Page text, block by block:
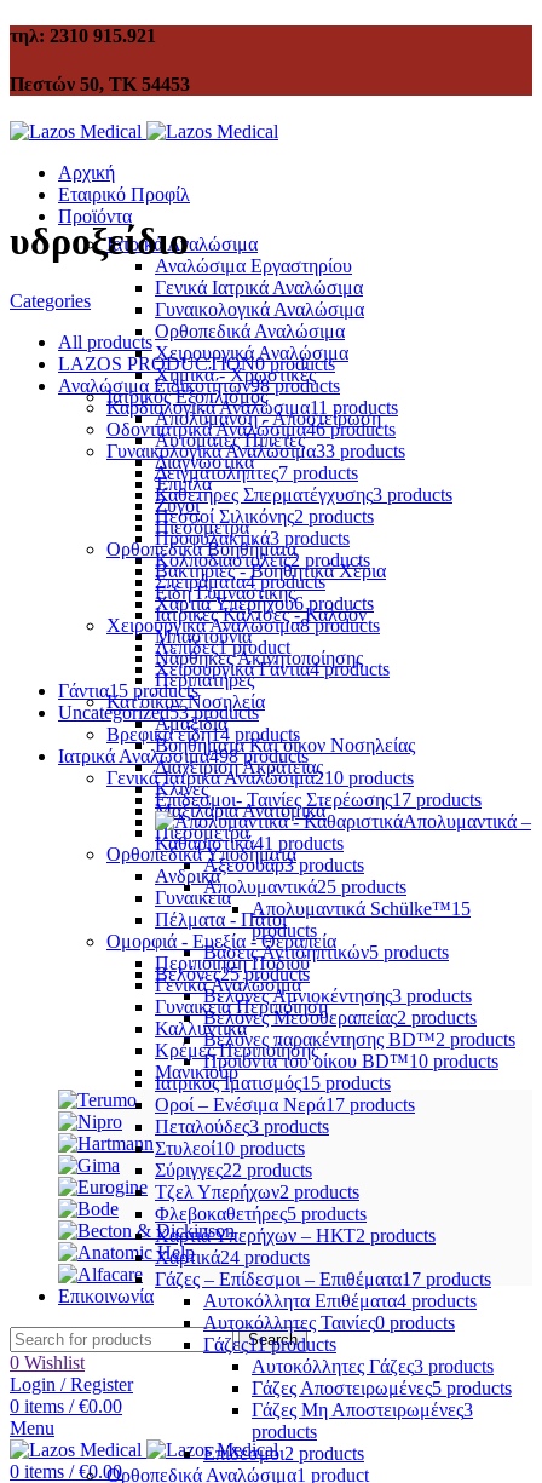
τηλ: 2310 915.921
Πεστών 50, ΤΚ 54453
Αρχική
Εταιρικό Προφίλ
Προϊόντα
Ιατρικά Αναλώσιμα
Αναλώσιμα Εργαστηρίου
Γενικά Ιατρικά Αναλώσιμα
Γυναικολογικά Αναλώσιμα
Ορθοπεδικά Αναλώσιμα
Χειρουργικά Αναλώσιμα
Χημικά - Χρωστικές
Ιατρικός Εξοπλισμός
Απολύμανση - Αποστείρωση
Αυτόματες Πιπέτες
Διαγνωστικά
Έπιπλα
Ζυγοί
Πιεσόμετρα
Ορθοπεδικά Βοηθήματα
Βακτηρίες - Βοηθητικά Χέρια
Είδη Γυμναστικής
Ιατρικές Κάλτσες - Καλσόν
Μπαστούνια
Νάρθηκες Ακινητοποίησης
Περιπατήρες
Κατ'οίκον Νοσηλεία
Αμαξίδια
Βοηθήματα Κατ'οίκον Νοσηλείας
Διαχείριση Ακράτειας
Κλίνες
Μαξιλάρια Ανατομικά
Πιεσόμετρα
Ορθοπεδικά Υποδήματα
Ανδρικά
Γυναικεία
Πέλματα - Πάτοι
Ομορφιά - Ευεξία - Θεραπεία
Περιποίηση Ποδιού
Γενικά Αναλώσιμα
Γυναικεία Περιποίηση
Καλλυντικά
Κρέμες Περιποίησης
Μανικιούρ
Επικοινωνία
Search
0 Wishlist
Login / Register
0 items / €0.00
Menu
0 items / €0.00
υδροξείδιο
Categories
All products
LAZOS PRODUCTION0 products
Αναλώσιμα Ειδικοτήτων98 products
Καρδιολογικά Αναλώσιμα11 products
Οδοντιατρικά Αναλώσιμα46 products
Γυναικολογικά Αναλώσιμα33 products
Δειγματολήπτες7 products
Καθετήρες Σπερματέγχυσης3 products
Πεσσοί Σιλικόνης2 products
Προφυλακτικά3 products
Κολποδιαστολείς2 products
Σπειράματα4 products
Χαρτιά Υπερήχου6 products
Χειρουργικά Αναλώσιμα8 products
Λεπίδες1 product
Χειρουργικά Γάντια4 products
Γάντια15 products
Uncategorized53 products
Βρεφικά είδη14 products
Ιατρικά Αναλώσιμα498 products
Γενικά Ιατρικά Αναλώσιμα210 products
Επίδεσμοι- Ταινίες Στερέωσης17 products
Απολυμαντικά –
Καθαριστικά41 products
Αξεσουάρ3 products
Απολυμαντικά25 products
Απολυμαντικά Schülke™15
products
Βάσεις Αντισηπτικών5 products
Βελόνες25 products
Βελόνες Αμνιοκέντησης3 products
Βελόνες Μεσοθεραπείας2 products
Βελόνες παρακέντησης BD™2 products
Προϊόντα του οίκου BD™10 products
Ιατρικός Ιματισμός15 products
Οροί – Ενέσιμα Νερά17 products
Πεταλούδες3 products
Στυλεοί10 products
Σύριγγες22 products
Τζελ Υπερήχων2 products
Φλεβοκαθετήρες5 products
Χαρτιά Υπερήχων – ΗΚΤ2 products
Χαρτικά24 products
Γάζες – Επίδεσμοι – Επιθέματα17 products
Αυτοκόλλητα Επιθέματα4 products
Αυτοκόλλητες Ταινίες0 products
Γάζες11 products
Αυτοκόλλητες Γάζες3 products
Γάζες Αποστειρωμένες5 products
Γάζες Μη Αποστειρωμένες3
products
Επίδεσμοι2 products
Ορθοπεδικά Αναλώσιμα1 product